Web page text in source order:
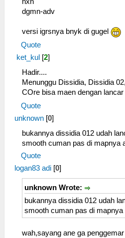
hxh
dgmn-adv
versi igrsnya bnyk di gugel
Quote
ket_kul [2]
Hadir....
Menunggu Dissidia, Dissidia
COre bisa maen dengan lancar
Quote
unknown [0]
bukannya dissidia 012 udah
smooth cuman pas di mapnya
Quote
logan83 adi [0]
unknown Wrote:
bukannya dissidia 012 udah
smooth cuman pas di
wah,sayang ane ga